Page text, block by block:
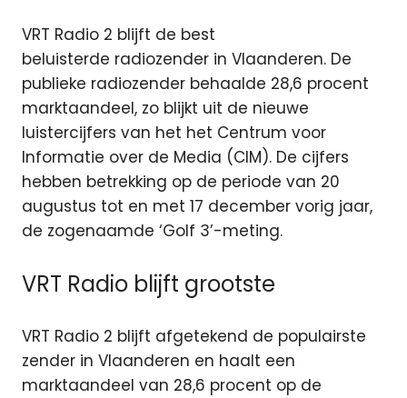
VRT Radio 2 blijft de best
beluisterde radiozender in Vlaanderen. De
publieke radiozender behaalde 28,6 procent
marktaandeel, zo blijkt uit de nieuwe
luistercijfers van het het Centrum voor
Informatie over de Media (CIM). De cijfers
hebben betrekking op de periode van 20
augustus tot en met 17 december vorig jaar,
de zogenaamde ‘Golf 3’-meting.
VRT Radio blijft grootste
VRT Radio 2 blijft afgetekend de populairste
zender in Vlaanderen en haalt een
marktaandeel van 28,6 procent op de